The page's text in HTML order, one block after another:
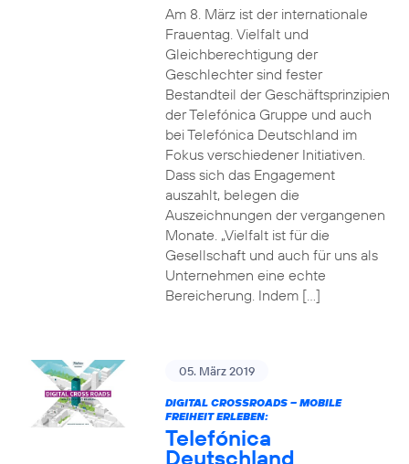
Am 8. März ist der internationale
Frauentag. Vielfalt und
Gleichberechtigung der
Geschlechter sind fester
Bestandteil der Geschäftsprinzipien
der Telefónica Gruppe und auch
bei Telefónica Deutschland im
Fokus verschiedener Initiativen.
Dass sich das Engagement
auszahlt, belegen die
Auszeichnungen der vergangenen
Monate. „Vielfalt ist für die
Gesellschaft und auch für uns als
Unternehmen eine echte
Bereicherung. Indem […]
05. März 2019
DIGITAL CROSSROADS – MOBILE
FREIHEIT ERLEBEN:
Telefónica
Deutschland